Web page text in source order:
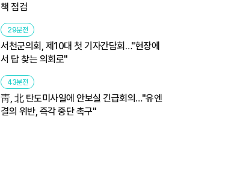
책 점검
29분전
서천군의회, 제10대 첫 기자간담회…"현장에
서 답 찾는 의회로"
43분전
靑, 北 탄도미사일에 안보실 긴급회의…"유엔
결의 위반, 즉각 중단 촉구"